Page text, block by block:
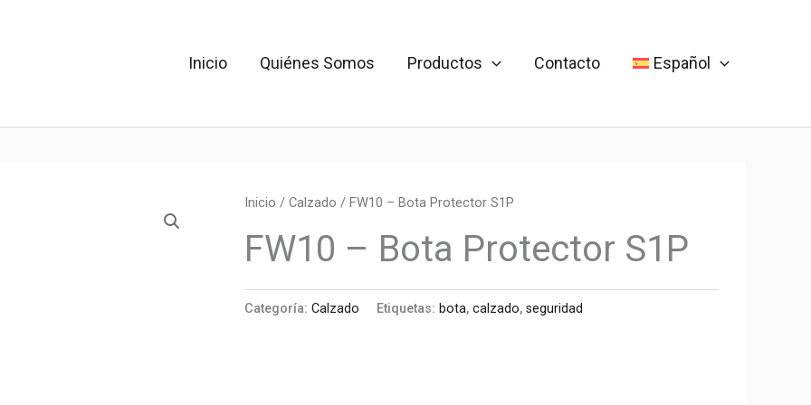
Inicio Quiénes Somos Productos Contacto Español
Inicio / Calzado / FW10 – Bota Protector S1P
FW10 – Bota Protector S1P
Categoría: Calzado Etiquetas: bota, calzado, seguridad